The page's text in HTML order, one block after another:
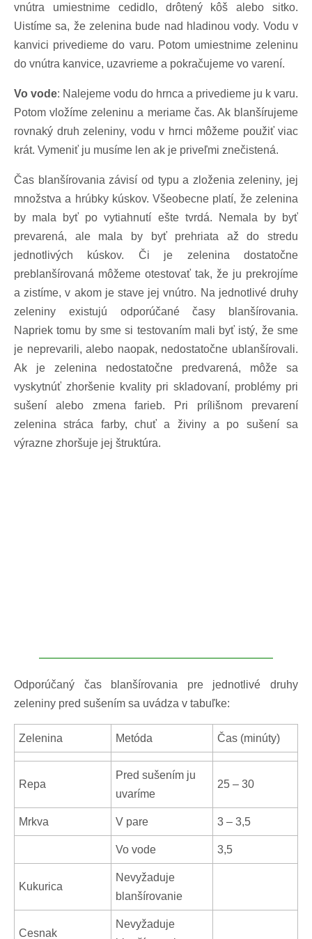
vnútra umiestnime cedidlo, drôtený kôš alebo sitko.
Uistíme sa, že zelenina bude nad hladinou vody. Vodu v
kanvici privedieme do varu. Potom umiestnime zeleninu
do vnútra kanvice, uzavrieme a pokračujeme vo varení.
Vo vode: Nalejeme vodu do hrnca a privedieme ju k varu.
Potom vložíme zeleninu a meriame čas. Ak blanšírujeme
rovnaký druh zeleniny, vodu v hrnci môžeme použiť viac
krát. Vymeniť ju musíme len ak je priveľmi znečistená.
Čas blanšírovania závisí od typu a zloženia zeleniny, jej
množstva a hrúbky kúskov. Všeobecne platí, že zelenina
by mala byť po vytiahnutí ešte tvrdá. Nemala by byť
prevarená, ale mala by byť prehriata až do stredu
jednotlivých kúskov. Či je zelenina dostatočne
preblanšírovaná môžeme otestovať tak, že ju prekrojíme
a zistíme, v akom je stave jej vnútro. Na jednotlivé druhy
zeleniny existujú odporúčané časy blanšírovania.
Napriek tomu by sme si testovaním mali byť istý, že sme
je neprevarili, alebo naopak, nedostatočne ublanšírovali.
Ak je zelenina nedostatočne predvarená, môže sa
vyskytnúť zhoršenie kvality pri skladovaní, problémy pri
sušení alebo zmena farieb. Pri prílišnom prevarení
zelenina stráca farby, chuť a živiny a po sušení sa
výrazne zhoršuje jej štruktúra.
Odporúčaný čas blanšírovania pre jednotlivé druhy
zeleniny pred sušením sa uvádza v tabuľke:
Zelenina Metóda Čas (minúty)
Repa
Pred sušením ju
uvaríme
25 – 30
Mrkva V pare 3 – 3,5
Vo vode 3,5
Kukurica
Nevyžaduje
blanšírovanie
Cesnak
Nevyžaduje